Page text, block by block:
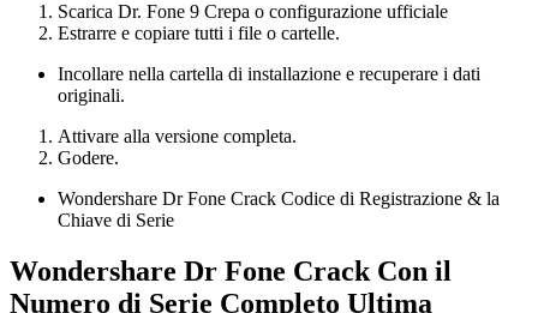
Scarica Dr. Fone 9 Crepa o configurazione ufficiale
Estrarre e copiare tutti i file o cartelle.
Incollare nella cartella di installazione e recuperare i dati
originali.
Attivare alla versione completa.
Godere.
Wondershare Dr Fone Crack Codice di Registrazione & la
Chiave di Serie
Wondershare Dr Fone Crack Con il
Numero di Serie Completo Ultima